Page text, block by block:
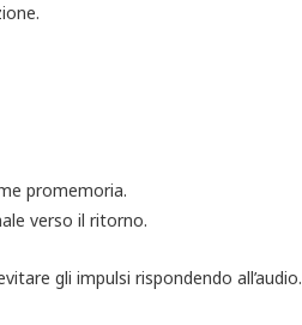
promemoria.
verso il ritorno.
gli impulsi rispondendo all’audio.